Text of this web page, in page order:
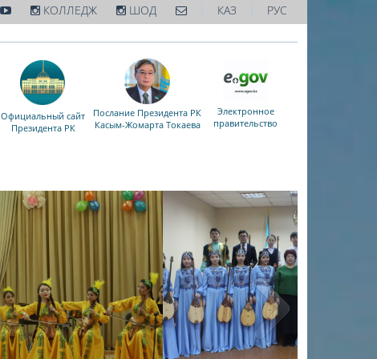
КОЛЛЕДЖ ШОД КАЗ РУС
Электронное
правительство
Послание Президента РК
Касым-Жомарта Токаева
Официальный сайт
Президента РК